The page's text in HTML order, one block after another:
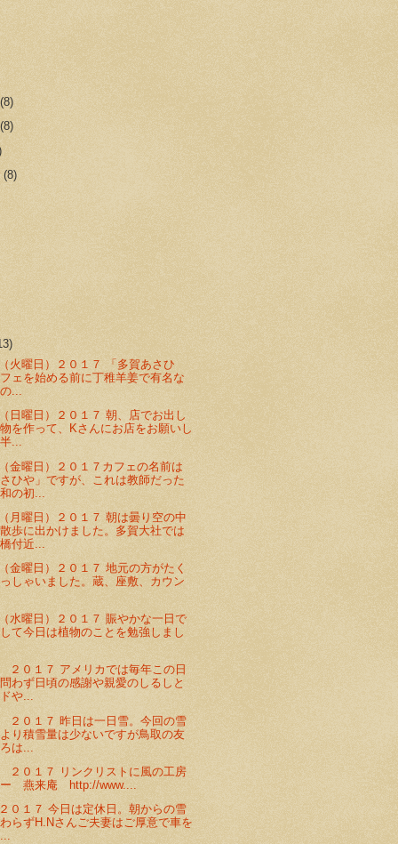
(8)
(8)
(8)
火曜日）２０１７ 「多賀あさひ
ェを始める前に丁稚羊姜で有名な
...
日曜日）２０１７ 朝、店でお出し
を作って、Kさんにお店をお願いし
...
金曜日）２０１７ カフェの名前は
ひや」ですが、これは教師だった
の初...
月曜日）２０１７ 朝は曇り空の中
歩に出かけました。多賀大社では
付近...
金曜日）２０１７ 地元の方がたく
しゃいました。蔵、座敷、カウン
水曜日）２０１７ 賑やかな一日で
て今日は植物のことを勉強しまし
０１７ アメリカでは毎年この日
わず日頃の感謝や親愛のしるしと
や...
２０１７ 昨日は一日雪。今回の雪
り積雪量は少ないですが鳥取の友
は...
２０１７ リンクリストに風の工房
ー 燕来庵 http://www....
０１７ 今日は定休日。朝からの雪
らずH.Nさんご夫妻はご厚意で車を